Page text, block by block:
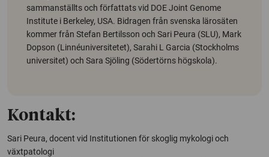
sammanställts och författats vid DOE Joint Genome
Institute i Berkeley, USA. Bidragen från svenska lärosäten
kommer från Stefan Bertilsson och Sari Peura (SLU), Mark
Dopson (Linnéuniversitetet), Sarahi L Garcia (Stockholms
universitet) och Sara Sjöling (Södertörns högskola).
Kontakt:
Sari Peura, docent vid Institutionen för skoglig mykologi och
växtpatologi